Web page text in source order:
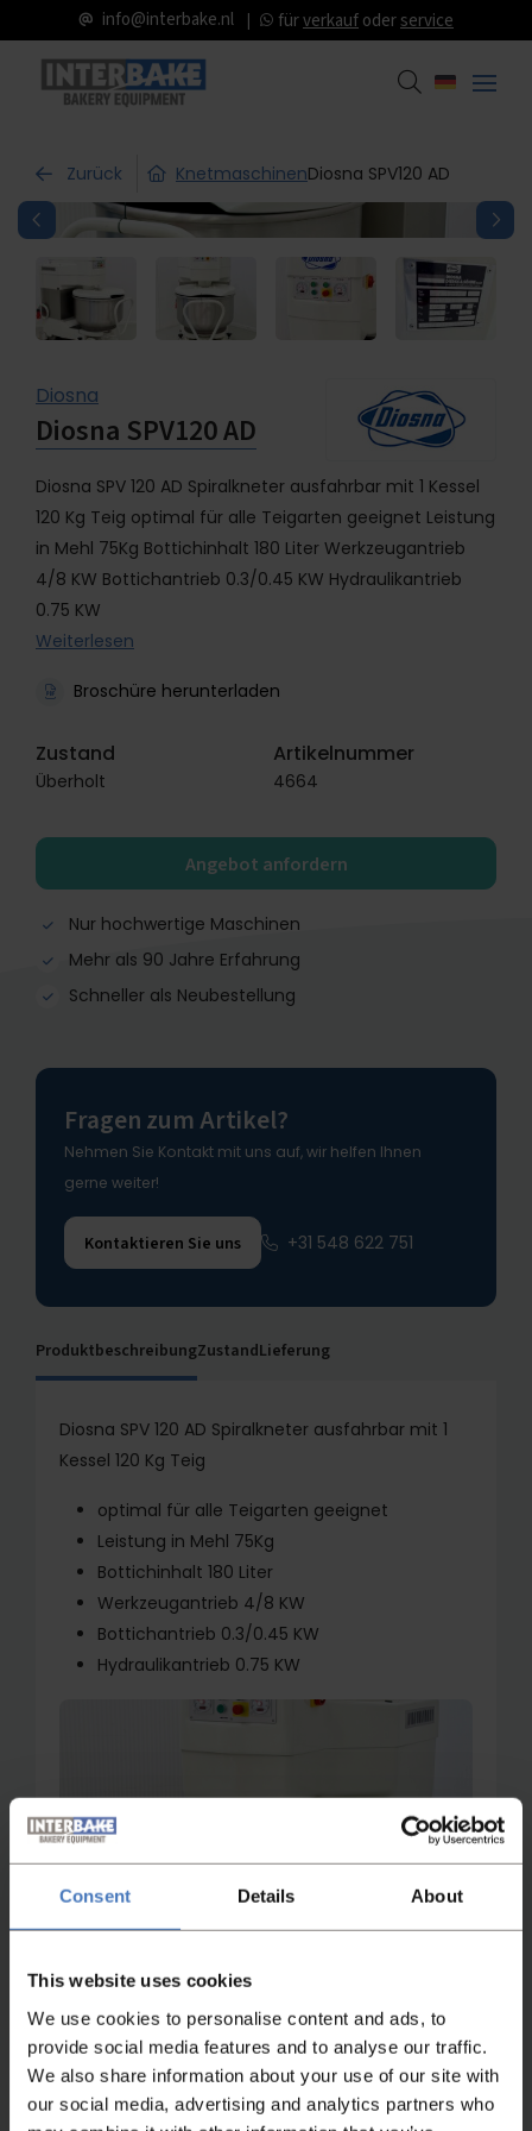
Consent Details About
This website uses cookies
We use cookies to personalise content and ads, to
provide social media features and to analyse our traffic.
We also share information about your use of our site with
our social media, advertising and analytics partners who
info@interbake.nl fürverkaufoderservice
Zurück KnetmaschinenDiosna SPV120 AD
Diosna
Diosna SPV120 AD
Diosna SPV 120 AD Spiralkneter ausfahrbar mit 1 Kessel
120 Kg Teig optimal für alle Teigarten geeignet Leistung
in Mehl 75Kg Bottichinhalt 180 Liter Werkzeugantrieb
4/8 KW Bottichantrieb 0.3/0.45 KW Hydraulikantrieb
0.75 KW
Weiterlesen
Broschüre herunterladen
Zustand
Überholt
Artikelnummer
4664
Angebot anfordern
Nur hochwertige Maschinen
Mehr als 90 Jahre Erfahrung
Schneller als Neubestellung
Fragen zum Artikel?
Nehmen Sie Kontakt mit uns auf, wir helfen Ihnen
gerne weiter!
Kontaktieren Sie uns +31 548 622 751
ProduktbeschreibungZustandLieferung
Diosna SPV 120 AD Spiralkneter ausfahrbar mit 1
Kessel 120 Kg Teig
optimal für alle Teigarten geeignet
Leistung in Mehl 75Kg
Bottichinhalt 180 Liter
Werkzeugantrieb 4/8 KW
Bottichantrieb 0.3/0.45 KW
Hydraulikantrieb 0.75 KW